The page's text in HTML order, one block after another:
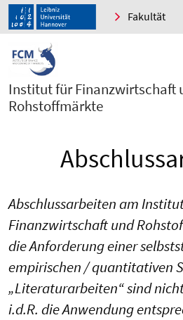
Fakultät
Institut für Finanzwirtschaft
Rohstoffmärkte
Abschlussarbeiten am
Finanzwirtschaft und
die Anforderung einer
empirischen / quantitativen
„Literaturarbeiten“ sind
i.d.R. die Anwendung